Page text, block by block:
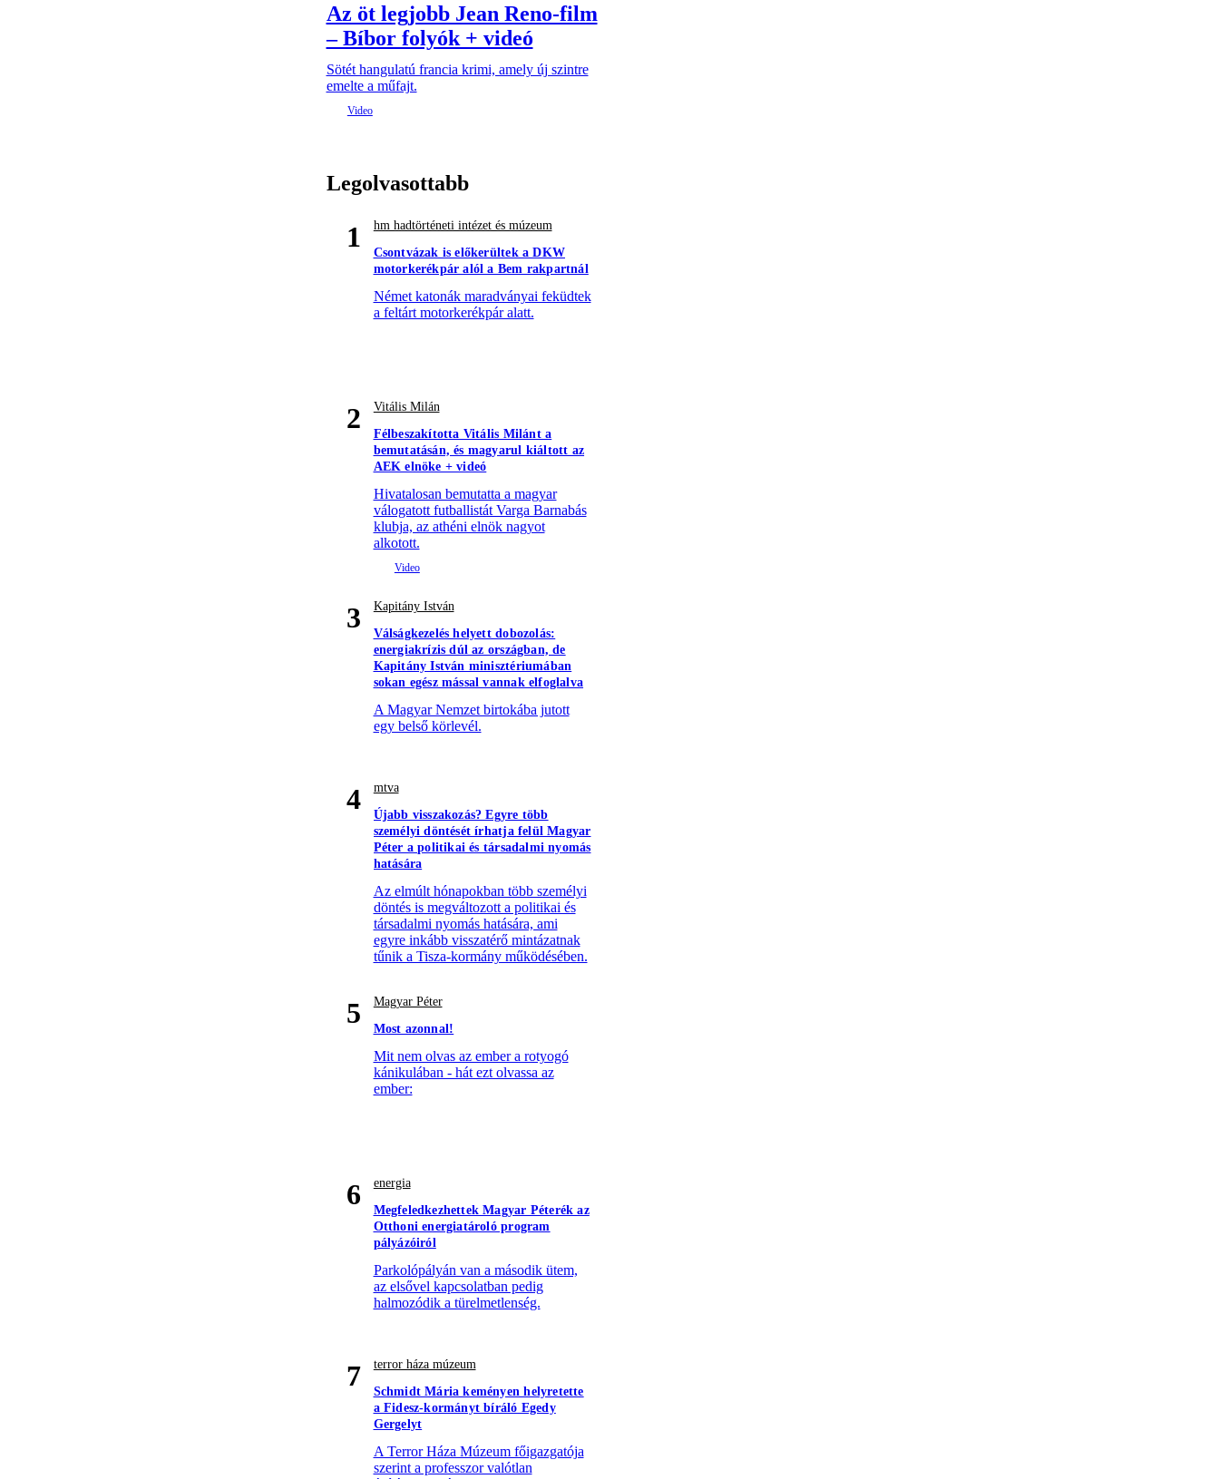
Az öt legjobb Jean Reno-film
– Bíbor folyók + videó
Sötét hangulatú francia krimi, amely új szintre
emelte a műfajt.
Legolvasottabb
1
hm hadtörténeti intézet és múzeum
Csontvázak is előkerültek a DKW
motorkerékpár alól a Bem rakpartnál
Német katonák maradványai feküdtek
a feltárt motorkerékpár alatt.
2
Vitális Milán
Félbeszakította Vitális Milánt a
bemutatásán, és magyarul kiáltott az
AEK elnöke + videó
Hivatalosan bemutatta a magyar
válogatott futballistát Varga Barnabás
klubja, az athéni elnök nagyot
alkotott.
3
Kapitány István
Válságkezelés helyett dobozolás:
energiakrízis dúl az országban, de
Kapitány István minisztériumában
sokan egész mással vannak elfoglalva
A Magyar Nemzet birtokába jutott
egy belső körlevél.
4
mtva
Újabb visszakozás? Egyre több
személyi döntését írhatja felül Magyar
Péter a politikai és társadalmi nyomás
hatására
Az elmúlt hónapokban több személyi
döntés is megváltozott a politikai és
társadalmi nyomás hatására, ami
egyre inkább visszatérő mintázatnak
tűnik a Tisza-kormány működésében.
5
Magyar Péter
Most azonnal!
Mit nem olvas az ember a rotyogó
kánikulában - hát ezt olvassa az
ember:
6
energia
Megfeledkezhettek Magyar Péterék az
Otthoni energiatároló program
pályázóiról
Parkolópályán van a második ütem,
az elsővel kapcsolatban pedig
halmozódik a türelmetlenség.
7
terror háza múzeum
Schmidt Mária keményen helyretette
a Fidesz-kormányt bíráló Egedy
Gergelyt
A Terror Háza Múzeum főigazgatója
szerint a professzor valótlan